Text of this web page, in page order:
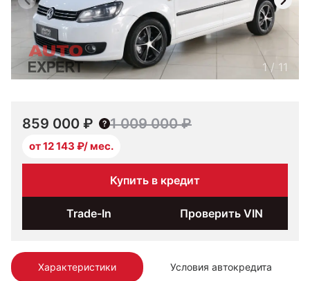
Характеристики Условия автокредита
1/ 11
859 000 ₽ 1 009 000 ₽
от 12 143 ₽/ мес.
Купить в кредит
Trade-In Проверить VIN